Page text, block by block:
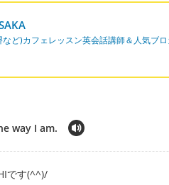
ど)カフェレッスン英会話講師＆人気ブ
way I am.
です(^^)/